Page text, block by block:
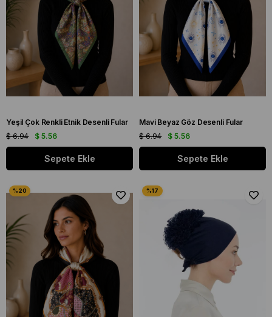
Yeşil Çok Renkli Etnik Desenli Fular
$ 5.56
$ 6.94
Sepete Ekle
Mavi Beyaz Göz Desenli Fular
$ 5.56
$ 6.94
Sepete Ekle